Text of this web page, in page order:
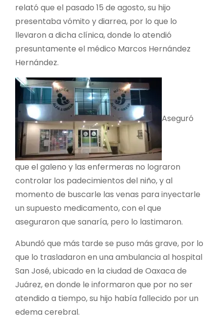
relató que el pasado 15 de agosto, su hijo
presentaba vómito y diarrea, por lo que lo
llevaron a dicha clínica, donde lo atendió
presuntamente el médico Marcos Hernández
Hernández.
Aseguró
que el galeno y las enfermeras no lograron
controlar los padecimientos del niño, y al
momento de buscarle las venas para inyectarle
un supuesto medicamento, con el que
aseguraron que sanaría, pero lo lastimaron.
Abundó que más tarde se puso más grave, por lo
que lo trasladaron en una ambulancia al hospital
San José, ubicado en la ciudad de Oaxaca de
Juárez, en donde le informaron que por no ser
atendido a tiempo, su hijo había fallecido por un
edema cerebral.